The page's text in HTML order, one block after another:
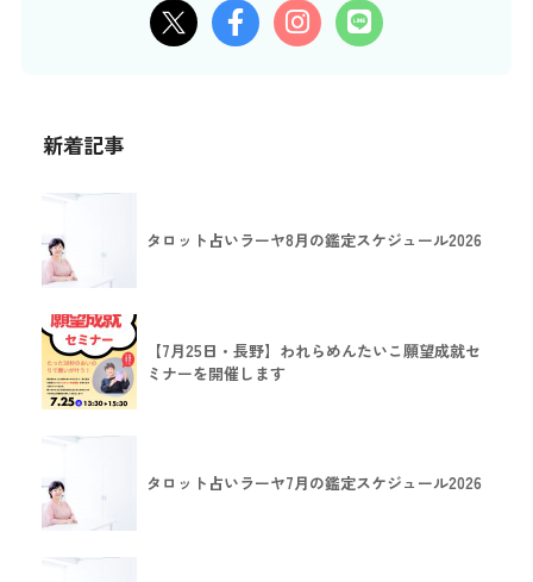
新着記事
タロット占いラーヤ8月の鑑定スケジュール2026
【7月25日・長野】われらめんたいこ願望成就セ
ミナーを開催します
タロット占いラーヤ7月の鑑定スケジュール2026